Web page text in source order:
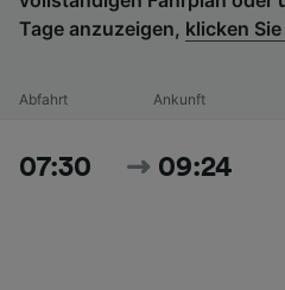
Tage anzuzeigen, klicken
Abfahrt Ankunft
07:30 09:24